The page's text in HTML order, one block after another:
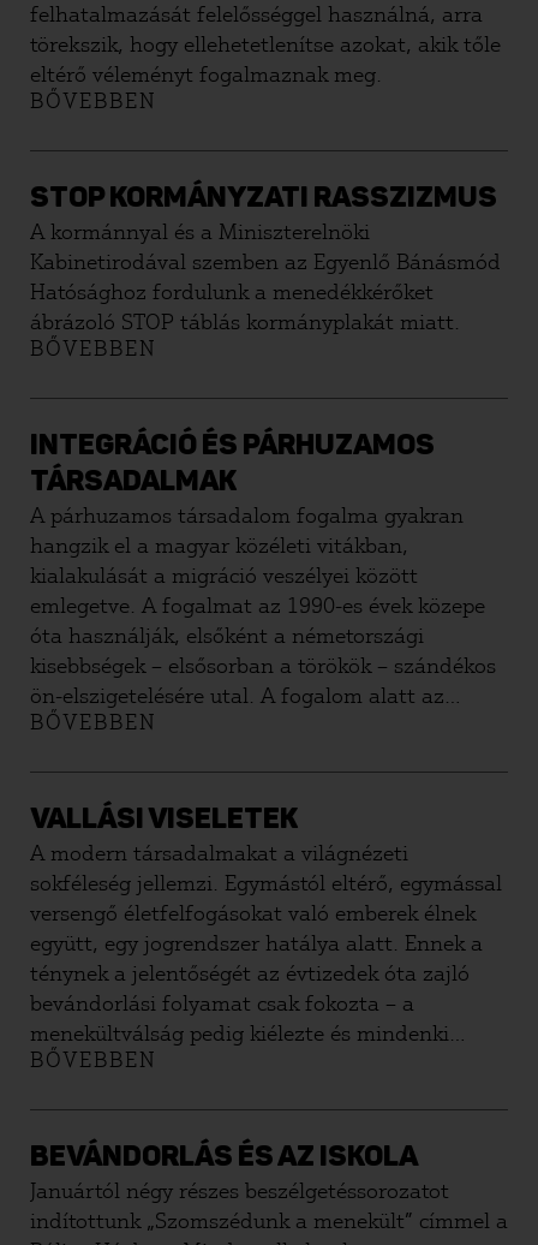
felhatalmazását felelősséggel használná, arra
törekszik, hogy ellehetetlenítse azokat, akik tőle
eltérő véleményt fogalmaznak meg.
BŐVEBBEN
STOP KORMÁNYZATI RASSZIZMUS
A kormánnyal és a Miniszterelnöki
Kabinetirodával szemben az Egyenlő Bánásmód
Hatósághoz fordulunk a menedékkérőket
ábrázoló STOP táblás kormányplakát miatt.
BŐVEBBEN
INTEGRÁCIÓ ÉS PÁRHUZAMOS
TÁRSADALMAK
A párhuzamos társadalom fogalma gyakran
hangzik el a magyar közéleti vitákban,
kialakulását a migráció veszélyei között
emlegetve. A fogalmat az 1990-es évek közepe
óta használják, elsőként a németországi
kisebbségek – elsősorban a törökök – szándékos
ön-elszigetelésére utal. A fogalom alatt az
értjük, hogy az adott országétól erősen eltérő
befogadó ország integrálni, sőt az érintett
csoportok szándékosan kizárják magukat a
társadalomból. A magyar viták alapján a
párhuzamos társadalmak kialakulása a
következő veszélyekkel fenyegethet: az adott
csoporton belül az állam nem képes a törvényeit
betartatni, illetve ezek a csoportok kedveznek a
radikális szerveződéseknek, amelyek fenyegetik
az országban élők jogait, közrendet vagy akár a
veszélyként merül fel, hogy a párhuzamos
társadalmakban megjelenő kultúra rombolja az
adott ország kultúráját.
BŐVEBBEN
VALLÁSI VISELETEK
A modern társadalmakat a világnézeti
sokféleség jellemzi. Egymástól eltérő, egymással
versengő életfelfogásokat való emberek élnek
együtt, egy jogrendszer hatálya alatt. Ennek a
ténynek a jelentőségét az évtizedek óta zajló
bevándorlási folyamat csak fokozta – a
menekültválság pedig kiélezte és mindenki
számára nyilvánvalóvá tette. A világnézeti,
nem, hogy a modern, nyugati típusú
alkotmányos demokráciák egész intézményes
berendezkedése erre tekintettel van kialakítva:
BŐVEBBEN
BEVÁNDORLÁS ÉS AZ ISKOLA
Januártól négy részes beszélgetéssorozatot
indítottunk „Szomszédunk a menekült” címmel a